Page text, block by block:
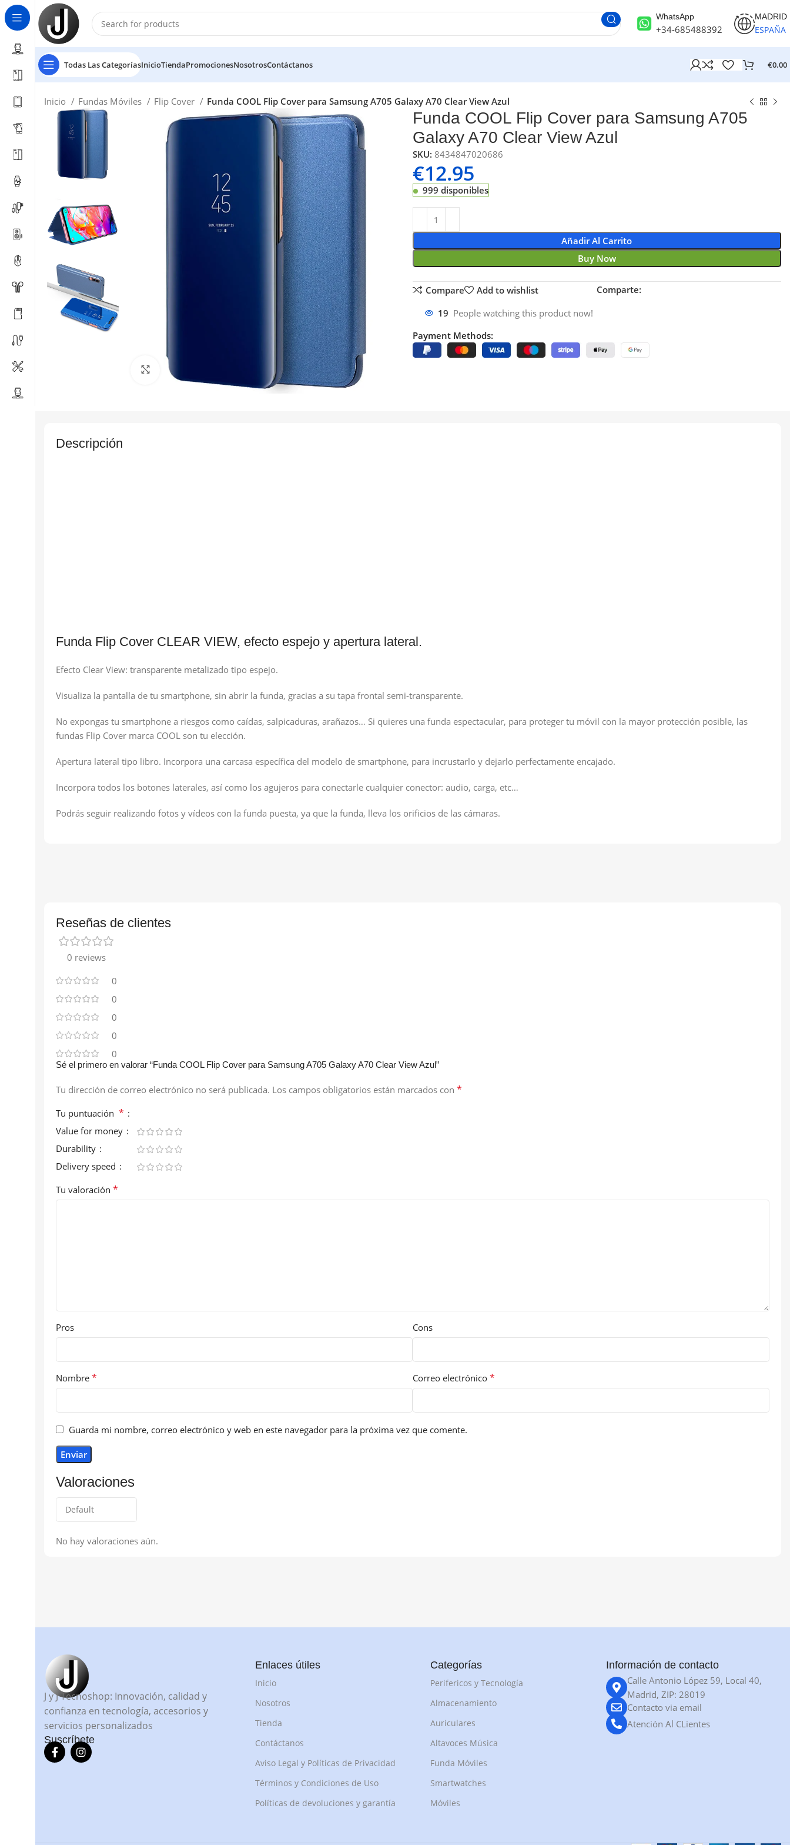
WhatsApp
+34-685488392
MADRID
ESPAÑA
Todas Las CategoríasInicioTiendaPromocionesNosotrosContáctanos €0.00
Inicio Fundas Móviles Flip Cover Funda COOL Flip Cover para Samsung A705 Galaxy A70 Clear View Azul
Click to enlarge
Funda COOL Flip Cover para Samsung A705
Galaxy A70 Clear View Azul
SKU: 8434847020686
€12.95
999 disponibles
Añadir Al Carrito
Buy Now
Compare Add to wishlist Comparte:
19 People watching this product now!
Payment Methods:
Descripción
Funda Flip Cover CLEAR VIEW, efecto espejo y apertura lateral.
Efecto Clear View: transparente metalizado tipo espejo.
Visualiza la pantalla de tu smartphone, sin abrir la funda, gracias a su tapa frontal semi-transparente.
No expongas tu smartphone a riesgos como caídas, salpicaduras, arañazos… Si quieres una funda espectacular, para proteger tu móvil con la mayor protección posible, las
fundas Flip Cover marca COOL son tu elección.
Apertura lateral tipo libro. Incorpora una carcasa específica del modelo de smartphone, para incrustarlo y dejarlo perfectamente encajado.
Incorpora todos los botones laterales, así como los agujeros para conectarle cualquier conector: audio, carga, etc…
Podrás seguir realizando fotos y vídeos con la funda puesta, ya que la funda, lleva los orificios de las cámaras.
Reseñas de clientes
0 reviews
0
0
0
0
0
Valoraciones
No hay valoraciones aún.
Sé el primero en valorar “Funda COOL Flip Cover para Samsung A705 Galaxy A70 Clear View Azul”
Tu dirección de correo electrónico no será publicada. Los campos obligatorios están marcados con *
Tu puntuación *
Value for money
Durability
Delivery speed
Tu valoración *
Pros Cons
Nombre * Correo electrónico *
Guarda mi nombre, correo electrónico y web en este navegador para la próxima vez que comente.
J y J Tecnoshop: Innovación, calidad y
confianza en tecnología, accesorios y
servicios personalizados
Suscríbete
Enlaces útiles
Inicio
Nosotros
Tienda
Contáctanos
Aviso Legal y Políticas de Privacidad
Términos y Condiciones de Uso
Políticas de devoluciones y garantía
Categorías
Perifericos y Tecnología
Almacenamiento
Auriculares
Altavoces Música
Funda Móviles
Smartwatches
Móviles
Información de contacto
Calle Antonio López 59, Local 40,
Madrid, ZIP: 28019
Contacto via email
Atención Al CLientes